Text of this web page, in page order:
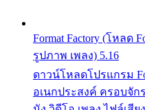
Format Factory (โหลด
รูปภาพ เพลง) 5.16
ดาวน์โหลดโปรแกรม
อเนกประสงค์ ครอบจั